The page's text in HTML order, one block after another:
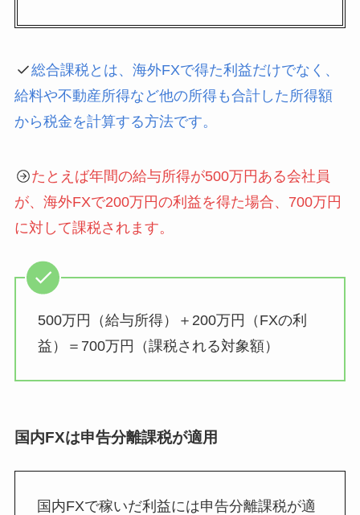
総合課税とは、海外FXで得た利益だけでなく、
給料や不動産所得など他の所得も合計した所得額
から税金を計算する方法です。
たとえば年間の給与所得が500万円ある会社員
が、海外FXで200万円の利益を得た場合、700万円
に対して課税されます。
500万円（給与所得）＋200万円（FXの利
益）＝700万円（課税される対象額）
国内FXは申告分離課税が適用
国内FXで稼いだ利益には申告分離課税が適